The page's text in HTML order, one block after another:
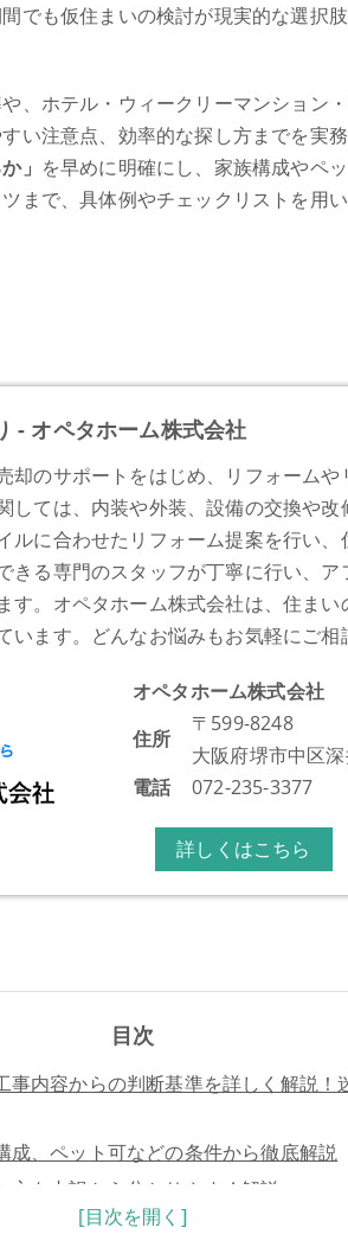
でも仮住まいの検討が現実的な選択肢
、ホテル・ウィークリーマンション
い注意点、効率的な探し方までを実
」 を早めに明確にし、家族構成やペ
まで、具体例やチェックリストを用
- オペタホーム株式会社
のサポートをはじめ、 リフォームや
しては、内装や外装、設備の交換や
ルに合わせたリフォーム提案を行い
きる専門のスタッフが丁寧に行い、
す。オペタホーム株式会社は、住ま
ます。どんなお悩みもお気軽にご相
オペタホーム株式会社
住所
〒599-8248
大阪府堺市中区
電話
072-235-3377
詳しくはこちら
目次
内容からの判断基準を詳しく解説！
成、ペット可などの条件から徹底解説
方を内訳から分かりやすく解説
けるためのガイド